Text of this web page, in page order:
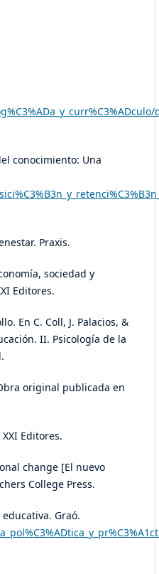
conocimiento: Una
Praxis.
sociedad y
Editores.
En C. Coll, J. Palacios, &
II. Psicología de la
original publicada en
Editores.
change [El nuevo
College Press.
Graó.